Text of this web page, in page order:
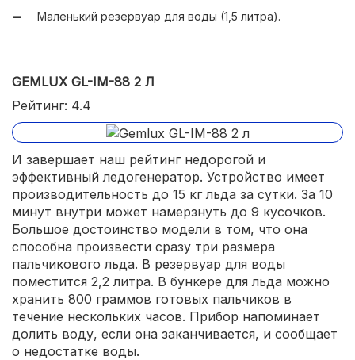
Маленький резервуар для воды (1,5 литра).
GEMLUX GL-IM-88 2 Л
Рейтинг: 4.4
И завершает наш рейтинг недорогой и
эффективный ледогенератор. Устройство имеет
производительность до 15 кг льда за сутки. За 10
минут внутри может намерзнуть до 9 кусочков.
Большое достоинство модели в том, что она
способна произвести сразу три размера
пальчикового льда. В резервуар для воды
поместится 2,2 литра. В бункере для льда можно
хранить 800 граммов готовых пальчиков в
течение нескольких часов. Прибор напоминает
долить воду, если она заканчивается, и сообщает
о недостатке воды.